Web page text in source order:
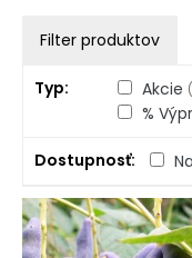
Filter produktov
Typ Akcie
%
Dostupnosť